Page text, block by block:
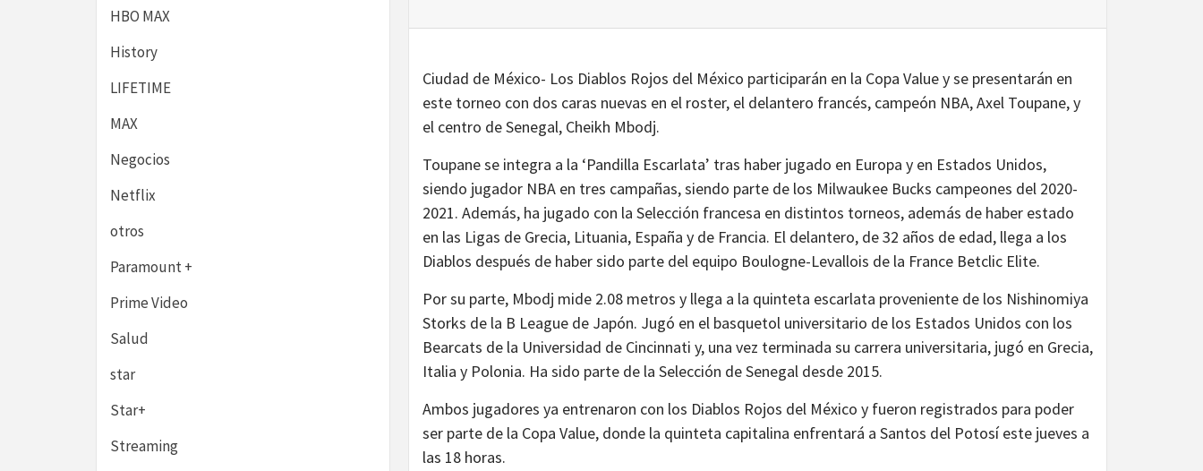
Ciudad de México- Los Diablos Rojos del México participarán en la Copa Value y se presentarán en
este torneo con dos caras nuevas en el roster, el delantero francés, campeón NBA, Axel Toupane, y
el centro de Senegal, Cheikh Mbodj.
Toupane se integra a la ‘Pandilla Escarlata’ tras haber jugado en Europa y en Estados Unidos,
siendo jugador NBA en tres campañas, siendo parte de los Milwaukee Bucks campeones del 2020-
2021. Además, ha jugado con la Selección francesa en distintos torneos, además de haber estado
en las Ligas de Grecia, Lituania, España y de Francia. El delantero, de 32 años de edad, llega a los
Diablos después de haber sido parte del equipo Boulogne-Levallois de la France Betclic Elite.
Por su parte, Mbodj mide 2.08 metros y llega a la quinteta escarlata proveniente de los Nishinomiya
Storks de la B League de Japón. Jugó en el basquetol universitario de los Estados Unidos con los
Bearcats de la Universidad de Cincinnati y, una vez terminada su carrera universitaria, jugó en Grecia,
Italia y Polonia. Ha sido parte de la Selección de Senegal desde 2015.
Ambos jugadores ya entrenaron con los Diablos Rojos del México y fueron registrados para poder
ser parte de la Copa Value, donde la quinteta capitalina enfrentará a Santos del Potosí este jueves a
las 18 horas.
HBO MAX
History
LIFETIME
MAX
Negocios
Netflix
otros
Paramount +
Prime Video
Salud
star
Star+
Streaming